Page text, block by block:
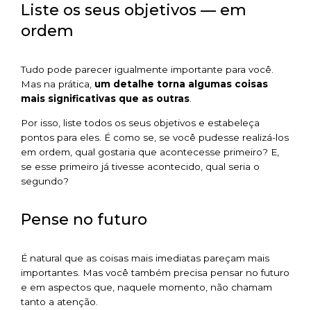
Liste os seus objetivos — em
ordem
Tudo pode parecer igualmente importante para você.
Mas na prática, um detalhe torna algumas coisas
mais significativas que as outras
Por isso, liste todos os seus objetivos e estabeleça
pontos para eles. É como se, se você pudesse realizá-los
em ordem, qual gostaria que acontecesse primeiro? E,
se esse primeiro já tivesse acontecido, qual seria o
segundo?
Pense no futuro
É natural que as coisas mais imediatas pareçam mais
importantes. Mas você também precisa pensar no futuro
e em aspectos que, naquele momento, não chamam
tanto a atenção.